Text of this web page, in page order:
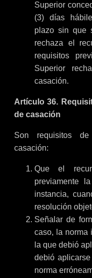
Superior
(3) días
plazo sin que
rechaza el
requisitos
Superior
casación.
Artículo 36.
de casación
Son requisitos
casación:
Que el
previamente
instancia,
resolución
Señalar de
caso, la norma
la que debió
debió
norma